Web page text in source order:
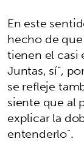
En este
hecho de
tienen el casi
Juntas, sí”,
se refleje
siente que al
explicar la
entenderlo".